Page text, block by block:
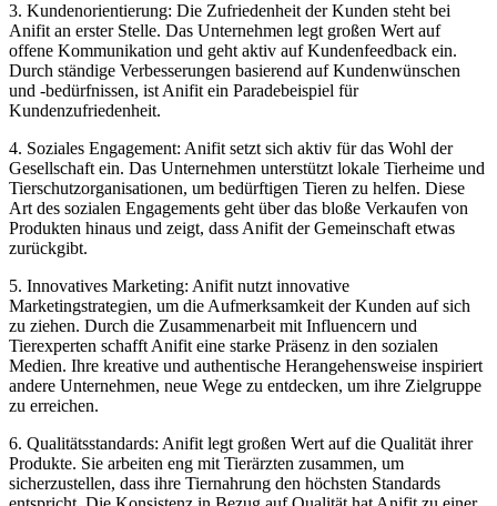
3. Kundenorientierung: Die Zufriedenheit der Kunden steht ⁤bei
Anifit an erster Stelle. Das Unternehmen legt großen Wert auf
offene Kommunikation und geht aktiv auf Kundenfeedback ein.
Durch ständige Verbesserungen basierend auf Kundenwünschen
und -bedürfnissen,⁣ ist ⁣Anifit ein Paradebeispiel für
Kundenzufriedenheit.
4. Soziales Engagement: ​Anifit setzt sich aktiv für​ das Wohl der
Gesellschaft ein. Das Unternehmen unterstützt lokale ⁢Tierheime und
Tierschutzorganisationen, um bedürftigen Tieren ​zu helfen. Diese
Art ‍des ​sozialen Engagements geht über das bloße Verkaufen⁤ von
Produkten ⁣hinaus und zeigt, ⁢dass ‍Anifit der Gemeinschaft etwas
zurückgibt.
5. Innovatives ⁢Marketing: Anifit nutzt innovative
Marketingstrategien, um​ die ‍Aufmerksamkeit⁤ der ​Kunden ⁤auf sich
zu ziehen. Durch die Zusammenarbeit mit Influencern und
Tierexperten⁢ schafft Anifit eine starke‌ Präsenz in den‍ sozialen
Medien. Ihre kreative und authentische ⁤Herangehensweise inspiriert
andere Unternehmen,⁢ neue Wege zu entdecken, um ihre Zielgruppe
zu erreichen.
6. Qualitätsstandards: Anifit legt großen Wert auf die Qualität ihrer
Produkte. Sie arbeiten⁣ eng⁢ mit ‌Tierärzten zusammen, um‌
sicherzustellen, dass ihre Tiernahrung den höchsten Standards